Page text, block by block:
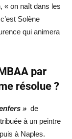
« on naît dans les
Solène
qui animera
par
résolue ?
» de
à un peintre
à Naples.